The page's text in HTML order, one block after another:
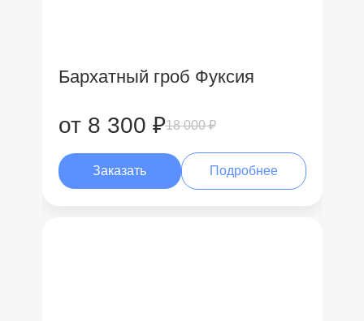
Бархатный гроб Фуксия
от 8 300 ₽18 000 ₽
Заказать Подробнее